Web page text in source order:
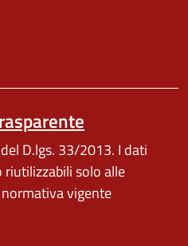
D.lgs. 33/2013. I dati
riutilizzabili solo alle
vigente